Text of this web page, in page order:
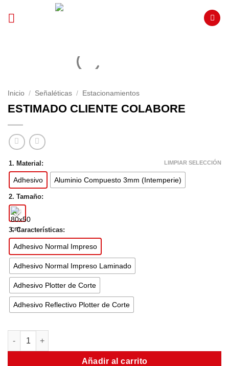
Inicio / Señaléticas / Estacionamientos
ESTIMADO CLIENTE COLABORE
1. Material:
Adhesivo Aluminio Compuesto 3mm (Intemperie)
2. Tamaño:
3. Características:
Adhesivo Normal Impreso
Adhesivo Normal Impreso Laminado
Adhesivo Plotter de Corte
Adhesivo Reflectivo Plotter de Corte
LIMPIAR SELECCIÓN
Añadir al carrito